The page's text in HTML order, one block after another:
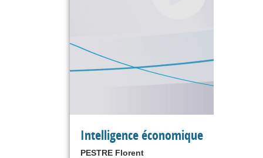
Intelligence économique
PESTRE Florent